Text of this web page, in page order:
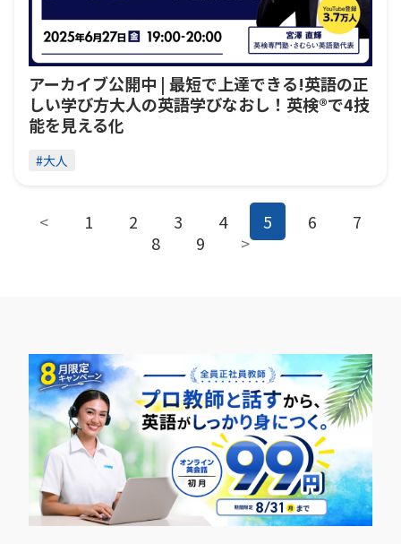
アーカイブ公開中 | 最短で上達できる!英語の正
しい学び方大人の英語学びなおし！英検®︎で4技
能を見える化
#大人
< 1 2 3 4 5 6
7
8
9 >